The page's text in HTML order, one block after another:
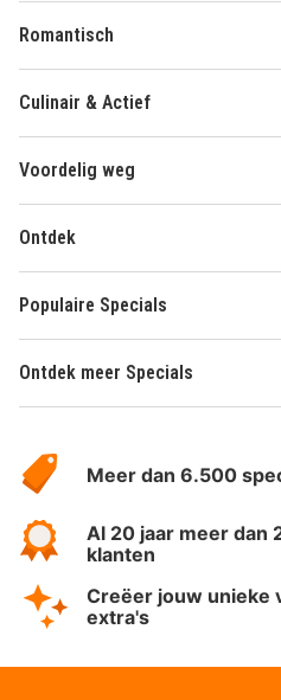
Romantisch
Culinair & Actief
Voordelig weg
Ontdek
Populaire Specials
Ontdek meer Specials
HotelSpecials
Meer dan 6.500
Al 20 jaar meer dan
klanten
Creëer jouw unieke
extra's